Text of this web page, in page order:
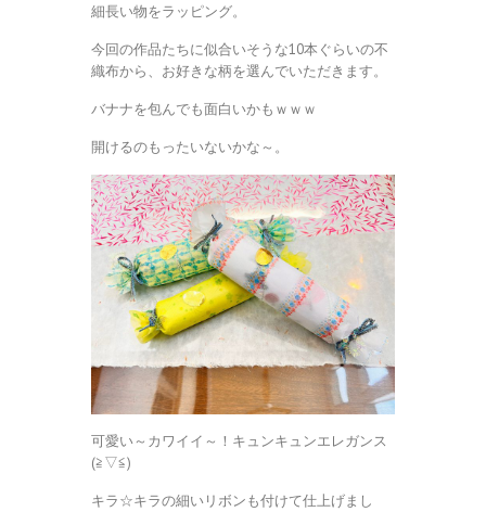
細長い物をラッピング。
今回の作品たちに似合いそうな10本ぐらいの不
織布から、お好きな柄を選んでいただきます。
バナナを包んでも面白いかもｗｗｗ
開けるのもったいないかな～。
可愛い～カワイイ～！キュンキュンエレガンス
(≧▽≦)
キラ☆キラの細いリボンも付けて仕上げまし